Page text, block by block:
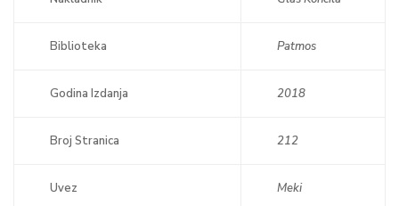
Biblioteka Patmos
Godina Izdanja 2018
Broj Stranica 212
Uvez Meki